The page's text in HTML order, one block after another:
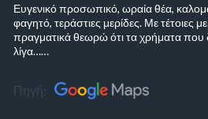
Ευγενικό προσωπικό, ωραία θέα,
φαγητό, τεράστιες μερίδες. Με τέτοιες
πραγματικά θεωρώ ότι τα χρήματα
λίγα……
Πηγή: